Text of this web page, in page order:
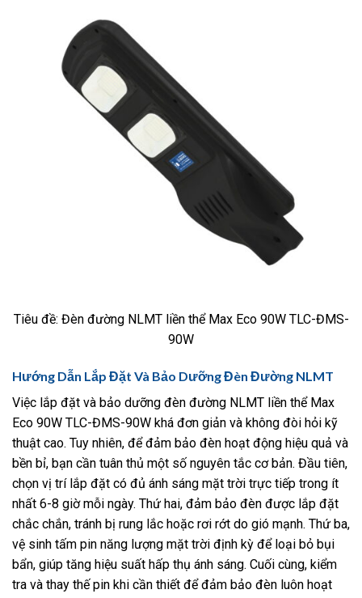
Tiêu đề: Đèn đường NLMT liền thể Max Eco 90W TLC-ĐMS-
90W
Hướng Dẫn Lắp Đặt Và Bảo Dưỡng Đèn Đường NLMT
Việc lắp đặt và bảo dưỡng đèn đường NLMT liền thể Max
Eco 90W TLC-ĐMS-90W khá đơn giản và không đòi hỏi kỹ
thuật cao. Tuy nhiên, để đảm bảo đèn hoạt động hiệu quả và
bền bỉ, bạn cần tuân thủ một số nguyên tắc cơ bản. Đầu tiên,
chọn vị trí lắp đặt có đủ ánh sáng mặt trời trực tiếp trong ít
nhất 6-8 giờ mỗi ngày. Thứ hai, đảm bảo đèn được lắp đặt
chắc chắn, tránh bị rung lắc hoặc rơi rớt do gió mạnh. Thứ ba,
vệ sinh tấm pin năng lượng mặt trời định kỳ để loại bỏ bụi
bẩn, giúp tăng hiệu suất hấp thụ ánh sáng. Cuối cùng, kiểm
tra và thay thế pin khi cần thiết để đảm bảo đèn luôn hoạt